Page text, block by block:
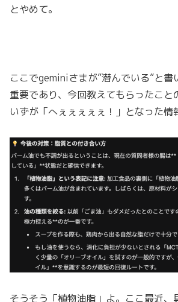
とやめて。
ここでgeminiさまが”潜んでいる”と書
重要であり、今回教えてもらったこと
いずが「へぇぇぇぇぇ！」となった情
そうそう「植物油脂」よ。ここ最近、